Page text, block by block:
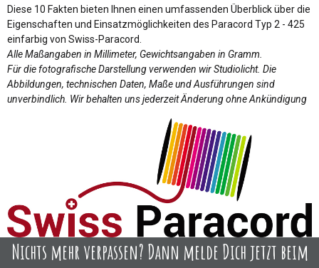
Diese 10 Fakten bieten Ihnen einen umfassenden Überblick über die
Eigenschaften und Einsatzmöglichkeiten des Paracord Typ 2 - 425
einfarbig von Swiss-Paracord.
Alle Maßangaben in Millimeter, Gewichtsangaben in Gramm.
Für die fotografische Darstellung verwenden wir Studiolicht. Die
Abbildungen, technischen Daten, Maße und Ausführungen sind
unverbindlich. Wir behalten uns jederzeit Änderung ohne Ankündigung
Nichts mehr verpassen? Dann melde Dich jetzt beim